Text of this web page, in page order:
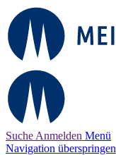
Suche Anmelden Menü
Navigation überspringen